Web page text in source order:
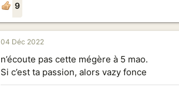
9
04 Déc 2022
n’écoute pas cette mégère à 5 mao.
Si c’est ta passion, alors vazy fonce